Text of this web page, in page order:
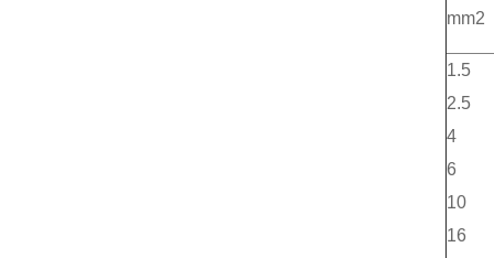
mm2
1.5
2.5
4
6
10
16